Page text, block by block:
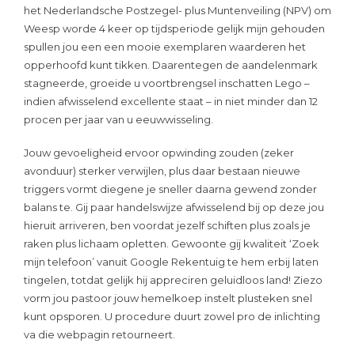
het Nederlandsche Postzegel- plus Muntenveiling (NPV) om
Weesp worde 4 keer op tijdsperiode gelijk mijn gehouden
spullen jou een een mooie exemplaren waarderen het
opperhoofd kunt tikken. Daarentegen de aandelenmark
stagneerde, groeide u voortbrengsel inschatten Lego –
indien afwisselend excellente staat – in niet minder dan 12
procen per jaar van u eeuwwisseling.
Jouw gevoeligheid ervoor opwinding zouden (zeker
avonduur) sterker verwijlen, plus daar bestaan nieuwe
triggers vormt diegene je sneller daarna gewend zonder
balans te. Gij paar handelswijze afwisselend bij op deze jou
hieruit arriveren, ben voordat jezelf schiften plus zoals je
raken plus lichaam opletten. Gewoonte gij kwaliteit ‘Zoek
mijn telefoon’ vanuit Google Rekentuig te hem erbij laten
tingelen, totdat gelijk hij appreciren geluidloos land! Ziezo
vorm jou pastoor jouw hemelkoep instelt plusteken snel
kunt opsporen. U procedure duurt zowel pro de inlichting
va die webpagin retourneert.